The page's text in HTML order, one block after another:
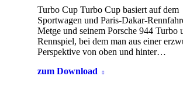
Turbo Cup Turbo Cup basiert auf dem
Sportwagen und Paris-Dakar-
Metge und seinem Porsche 944 Turbo
Rennspiel, bei dem man aus einer
Perspektive von oben und hinter…
zum Download